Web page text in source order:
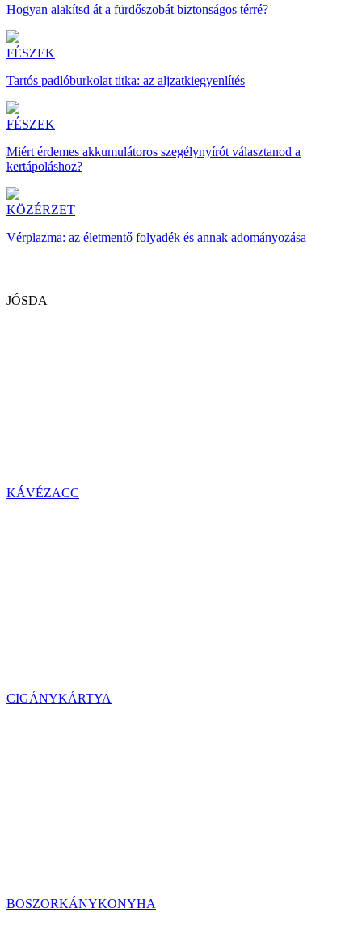
Hogyan alakítsd át a fürdőszobát biztonságos térré?
FÉSZEK
Tartós padlóburkolat titka: az aljzatkiegyenlítés
FÉSZEK
Miért érdemes akkumulátoros szegélynyírót választanod a
kertápoláshoz?
KÖZÉRZET
Vérplazma: az életmentő folyadék és annak adományozása
JÓSDA
KÁVÉZACC
CIGÁNYKÁRTYA
BOSZORKÁNYKONYHA